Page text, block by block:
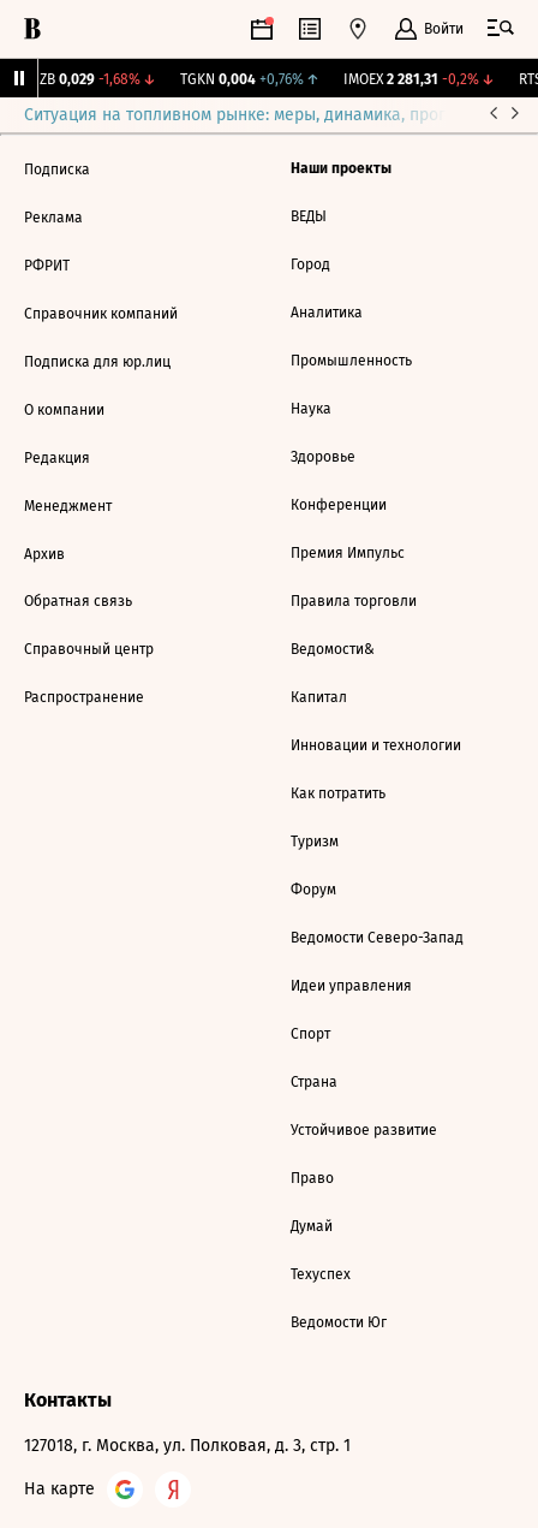
Войти
KUZB 0,029 -1,68%↓ TGKN 0,004 +0,76%↑ IMOEX 2 281,31 -0,2%↓
Ситуация на топливном рынке: меры, динамика, прогнозы
Подписка
Реклама
РФРИТ
Справочник компаний
Подписка для юр.лиц
О компании
Редакция
Менеджмент
Архив
Обратная связь
Справочный центр
Распространение
Наши проекты
ВЕДЫ
Город
Аналитика
Промышленность
Наука
Здоровье
Конференции
Премия Импульс
Правила торговли
Ведомости&
Капитал
Инновации и технологии
Как потратить
Туризм
Форум
Ведомости Северо-Запад
Идеи управления
Спорт
Страна
Устойчивое развитие
Право
Думай
Техуспех
Ведомости Юг
Контакты
127018, г. Москва, ул. Полковая, д. 3, стр. 1
На карте